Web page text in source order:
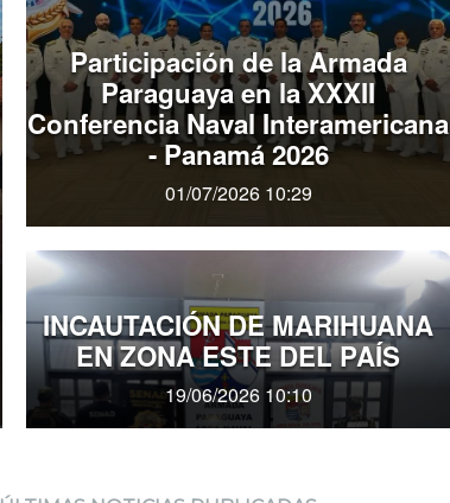
Participación de la Armada
Paraguaya en la XXXII
Conferencia Naval Interamericana
- Panamá 2026
01/07/2026 10:29
INCAUTACIÓN DE MARIHUANA
EN ZONA ESTE DEL PAÍS
19/06/2026 10:10